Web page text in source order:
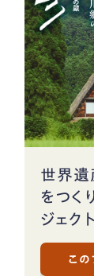
世界遺
をつく
ジェクト
この